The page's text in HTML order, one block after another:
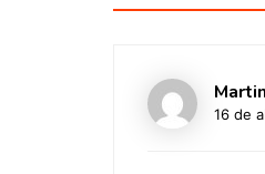
Martin
16 de